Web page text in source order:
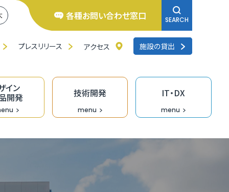
各種お問い合わせ窓口 SEARCH
プレスリリース アクセス 施設の貸出
IT相談窓口
の採択者一覧
創業活性化事業（成長支援）助成金
づくり企業の生産性向上支援
イン
開発
ン情報提供
技術開発
menu
報誌「テクノふくい」
IT・DX
menu
門家派遣事業